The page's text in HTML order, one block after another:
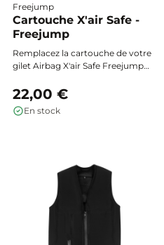
Freejump
Cartouche X'air Safe -
Freejump
Remplacez la cartouche de votre
gilet Airbag X'air Safe Freejump
essentiel de votre sécurité, elle
garantit un déclenchement fiable
et instantané en cas de chute.
22,00 €
En stock